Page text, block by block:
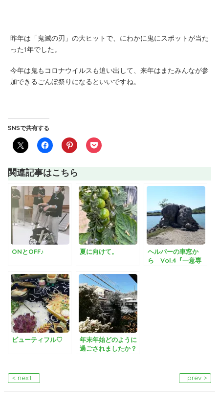
昨年は「鬼滅の刃」の大ヒットで、にわかに鬼にスポットが当た
った1年でした。
今年は鬼もコロナウイルスも追い出して、来年はまたみんなが参
加できるごんぼ祭りになるといいですね。
SNSで共有する
関連記事はこちら
ONとOFF♪ 夏に向けて。
ヘルパーの車窓か
ら Vol.4『一意専
ビューティフル♡
年末年始どのように
過ごされましたか？
< next prev >